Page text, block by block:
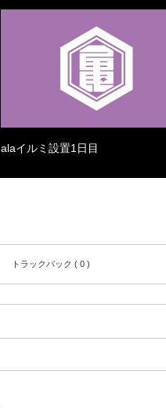
alaイルミ設置1日目
トラックバック ( 0 )